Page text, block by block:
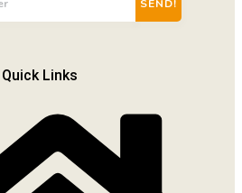
Quick Links